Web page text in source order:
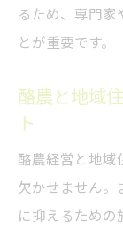
るため、専門家
とが重要です。
酪農と地域
ト
酪農経営と地域
欠かせません。
に抑えるための